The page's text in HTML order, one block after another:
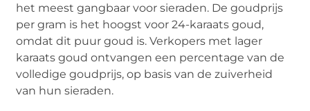
het meest gangbaar voor sieraden. De goudprijs
per gram is het hoogst voor 24-karaats goud,
omdat dit puur goud is. Verkopers met lager
karaats goud ontvangen een percentage van de
volledige goudprijs, op basis van de zuiverheid
van hun sieraden.